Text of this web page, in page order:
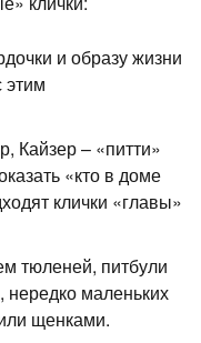
и образу жизни
этим
Кайзер – «питти»
«кто в доме
клички «главы»
тюленей, питбули
маленьких
щенками.